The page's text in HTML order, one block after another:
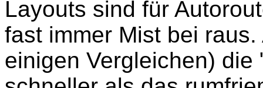
Layouts sind für
fast immer Mist bei
einigen Vergleichen)